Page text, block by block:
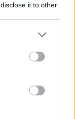
it to other
or more Google
may click to
party tags to
in below Google